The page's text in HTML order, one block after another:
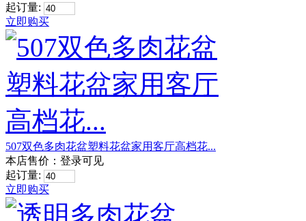
起订量:
立即购买
507双色多肉花盆塑料花盆家用客厅高档花...
本店售价： 登录可见
起订量:
立即购买